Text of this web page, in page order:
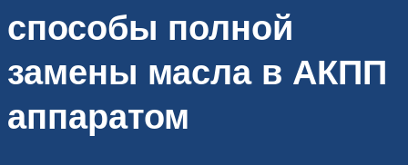
способы полной
замены масла в АКПП
аппаратом